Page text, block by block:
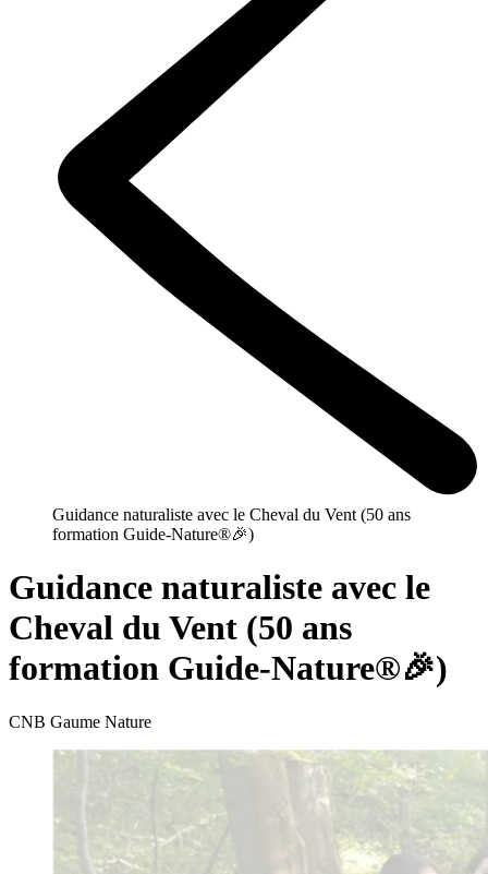
Guidance naturaliste avec le Cheval du Vent (50 ans
formation Guide-Nature®🎉)
Guidance naturaliste avec le
Cheval du Vent (50 ans
formation Guide-Nature®🎉)
CNB Gaume Nature